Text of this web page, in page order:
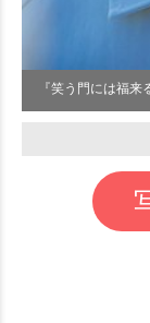
『笑う門には福